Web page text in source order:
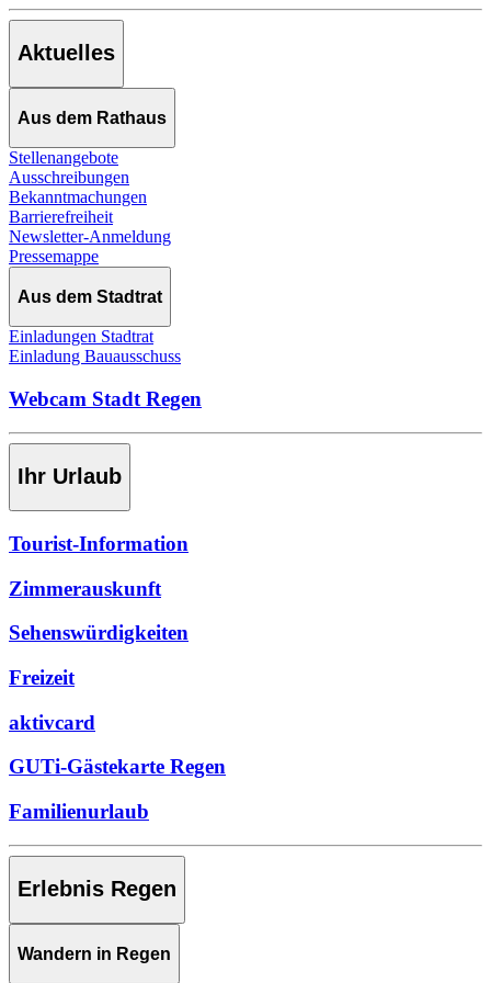
Aktuelles
Aus dem Rathaus
Stellenangebote
Ausschreibungen
Bekanntmachungen
Barrierefreiheit
Newsletter-Anmeldung
Pressemappe
Aus dem Stadtrat
Einladungen Stadtrat
Einladung Bauausschuss
Webcam Stadt Regen
Ihr Urlaub
Tourist-Information
Zimmerauskunft
Sehenswürdigkeiten
Freizeit
aktivcard
GUTi-Gästekarte Regen
Familienurlaub
Erlebnis Regen
Wandern in Regen